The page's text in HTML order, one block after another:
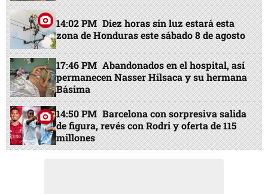
14:02 PM Diez horas sin luz estará esta
zona de Honduras este sábado 8 de agosto
17:46 PM Abandonados en el hospital, así
permanecen Nasser Hilsaca y su hermana
Básima
14:50 PM Barcelona con sorpresiva salida
de figura, revés con Rodri y oferta de 115
millones